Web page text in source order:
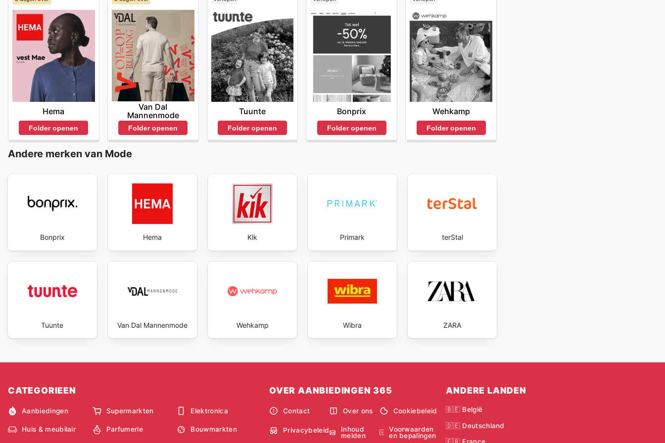
Hema
Folder openen
Van Dal
Mannenmode
Folder openen
Tuunte
Folder openen
Bonprix
Folder openen
Wehkamp
Folder openen
Andere merken van Mode
Bonprix Hema Kik Primark terStal
Tuunte Van Dal Mannenmode Wehkamp Wibra ZARA
CATEGORIEEN
Aanbiedingen Supermarkten Elektronica
Huis & meubilair Parfumerie Bouwmarkten
OVER AANBIEDINGEN 365
Contact Over ons Cookiebeleid
Privacybeleid
Inhoud
melden
Voorwaarden
en bepalingen
ANDERE LANDEN
🇧🇪 België
🇩🇪 Deutschland